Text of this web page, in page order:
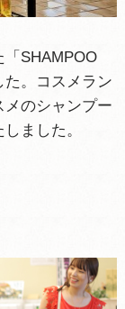
SHAMPOO
。コスメラン
のシャンプー
ました。